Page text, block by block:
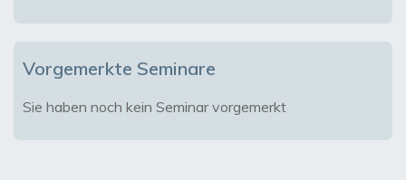
Vorgemerkte Seminare
Sie haben noch kein Seminar vorgemerkt